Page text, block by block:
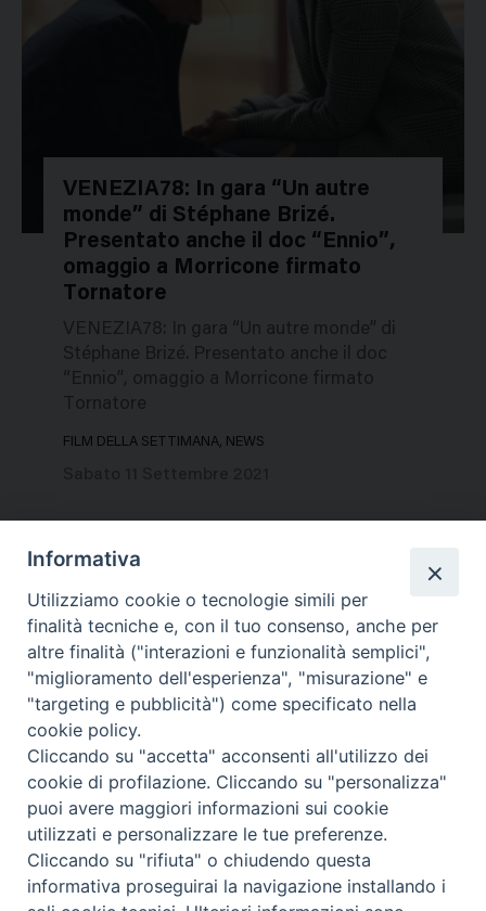
48898
VENEZIA78: In gara “Un autre
monde” di Stéphane Brizé.
Presentato anche il doc “Ennio”,
omaggio a Morricone firmato
Tornatore
VENEZIA78: In gara “Un autre monde” di
Stéphane Brizé. Presentato anche il doc
“Ennio”, omaggio a Morricone firmato
Tornatore
FILM DELLA SETTIMANA, NEWS
« 1 2 3 4 5 …
»
Contatti & Info
C.ne Aurelia, 50 – 00165 Roma
Informativa
Utilizziamo cookie o tecnologie simili per
finalità tecniche e, con il tuo consenso, anche per
altre finalità ("interazioni e funzionalità semplici",
"miglioramento dell'esperienza", "misurazione" e
"targeting e pubblicità") come specificato nella
cookie policy.
Cliccando su "accetta" acconsenti all'utilizzo dei
cookie di profilazione. Cliccando su "personalizza"
puoi avere maggiori informazioni sui cookie
utilizzati e personalizzare le tue preferenze.
Cliccando su "rifiuta" o chiudendo questa
informativa proseguirai la navigazione installando i